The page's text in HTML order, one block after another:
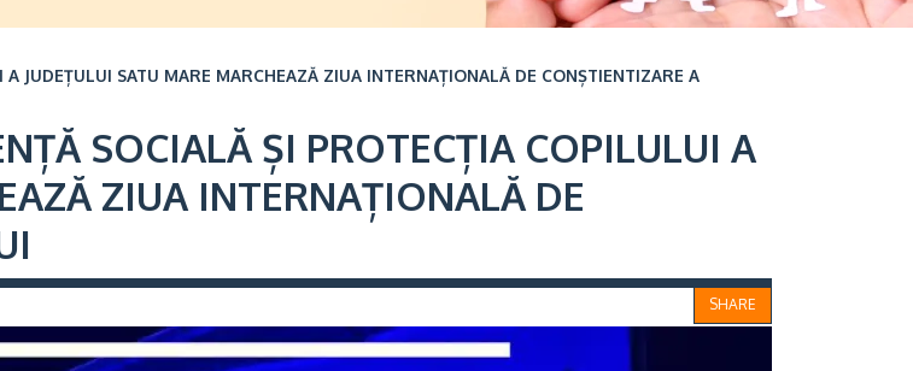
JUDEȚULUI SATU MARE MARCHEAZĂ ZIUA INTERNAȚIONALĂ DE CONȘTIENTIZARE A
SOCIALĂ ȘI PROTECȚIA COPILULUI A
ZIUA INTERNAȚIONALĂ DE
SHARE